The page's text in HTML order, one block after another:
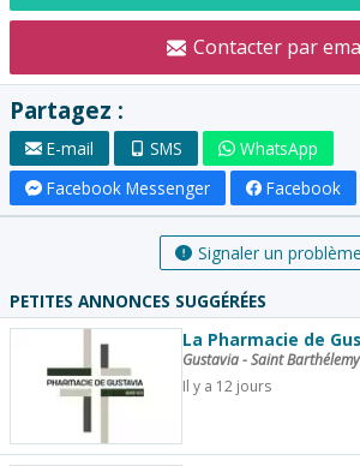
Contacter par
Partagez :
E-mail SMS
WhatsApp
Facebook Messenger
Facebook
Signaler un problème
PETITES ANNONCES SUGGÉRÉES
La Pharmacie de
Gustavia - Saint Barthélemy
Il y a 12 jours